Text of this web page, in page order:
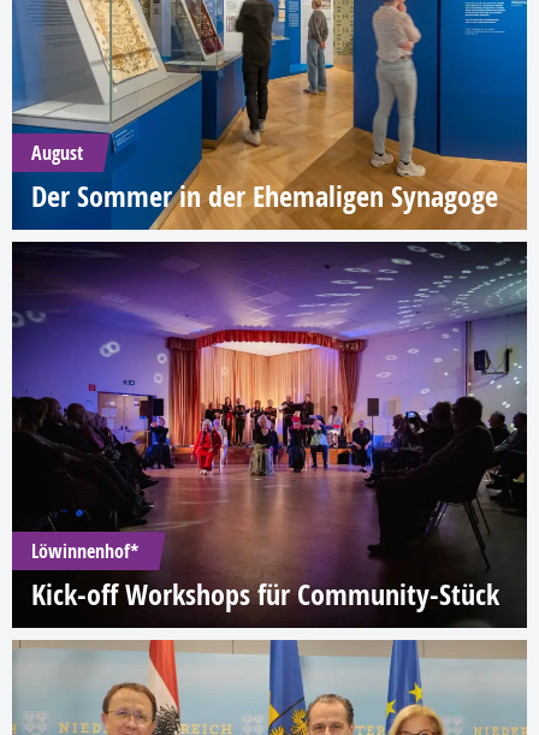
August
Der Sommer in der Ehemaligen Synagoge
Löwinnenhof*
Kick-off Workshops für Community-Stück